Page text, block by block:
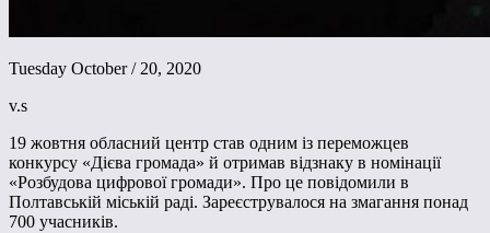
Tuesday October / 20, 2020
v.s
19 жовтня обласний центр став одним із переможцев
конкурсу «Дієва громада» й отримав відзнаку в номінації
«Розбудова цифрової громади». Про це повідомили в
Полтавській міській раді. Зареєструвалося на змагання понад
700 учасників.